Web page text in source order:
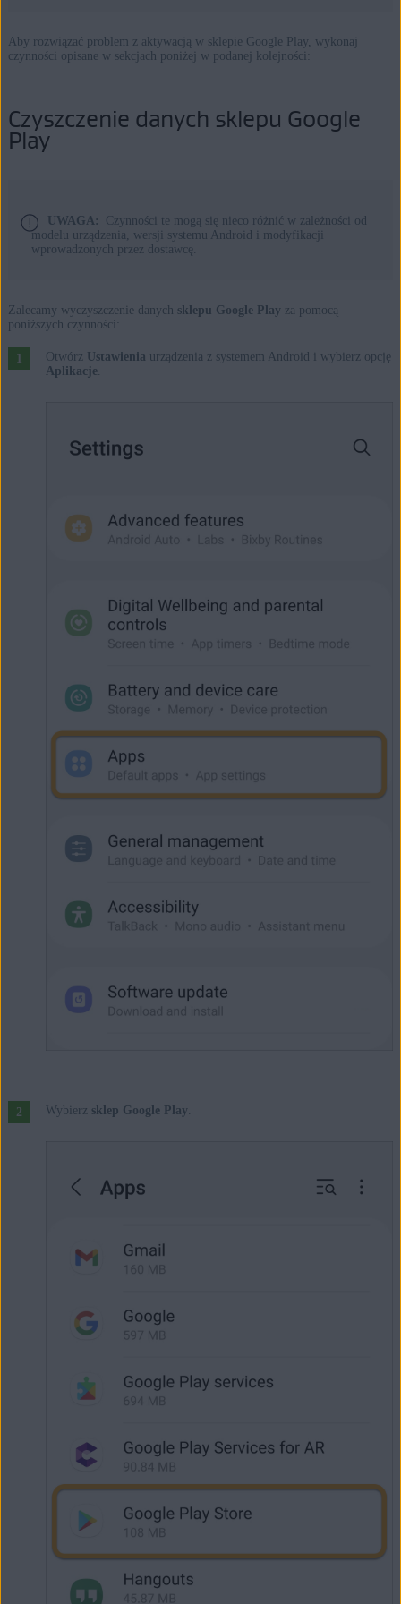
Aby rozwiązać problem z aktywacją w sklepie Google Play, wykonaj
czynności opisane w sekcjach poniżej w podanej kolejności:
Czyszczenie danych sklepu Google
Play
UWAGA:
Czynności te mogą się nieco różnić w zależności od
modelu urządzenia, wersji systemu Android i modyfikacji
wprowadzonych przez dostawcę.
Zalecamy wyczyszczenie danych sklepu Google Play za pomocą
poniższych czynności:
Otwórz Ustawienia urządzenia z systemem Android i wybierz opcję
Aplikacje.
Wybierz sklep Google Play.